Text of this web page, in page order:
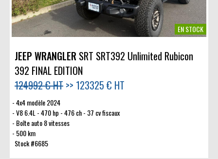
EN STOCK
JEEP WRANGLER SRT SRT392 Unlimited Rubicon
392 FINAL EDITION
124992 € HT >> 123325 € HT
4x4 modèle 2024
V8 6.4L - 470 hp - 476 ch - 37 cv fiscaux
Boîte auto 8 vitesses
500 km
Stock #6685